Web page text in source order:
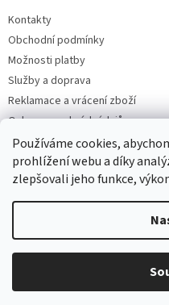
Používáme cookies,
prohlížení webu a díky
zlepšovali jeho funkce,
Kontakty
Obchodní podmínky
Možnosti platby
Služby a doprava
Reklamace a vrácení zboží
Ochrana osobních údajů
Copyright 2026Matrace,
práva vyhrazena.